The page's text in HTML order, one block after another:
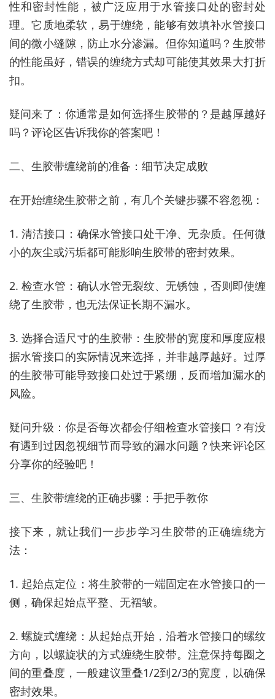
性和密封性能，被广泛应用于水管接口处的密封处
理。它质地柔软，易于缠绕，能够有效填补水管接口
间的微小缝隙，防止水分渗漏。但你知道吗？生胶带
的性能虽好，错误的缠绕方式却可能使其效果大打折
扣。
疑问来了：你通常是如何选择生胶带的？是越厚越好
吗？评论区告诉我你的答案吧！
二、生胶带缠绕前的准备：细节决定成败
在开始缠绕生胶带之前，有几个关键步骤不容忽视：
1. 清洁接口：确保水管接口处干净、无杂质。任何微
小的灰尘或污垢都可能影响生胶带的密封效果。
2. 检查水管：确认水管无裂纹、无锈蚀，否则即使缠
绕了生胶带，也无法保证长期不漏水。
3. 选择合适尺寸的生胶带：生胶带的宽度和厚度应根
据水管接口的实际情况来选择，并非越厚越好。过厚
的生胶带可能导致接口处过于紧绷，反而增加漏水的
风险。
疑问升级：你是否每次都会仔细检查水管接口？有没
有遇到过因忽视细节而导致的漏水问题？快来评论区
分享你的经验吧！
三、生胶带缠绕的正确步骤：手把手教你
接下来，就让我们一步步学习生胶带的正确缠绕方
法：
1. 起始点定位：将生胶带的一端固定在水管接口的一
侧，确保起始点平整、无褶皱。
2. 螺旋式缠绕：从起始点开始，沿着水管接口的螺纹
方向，以螺旋状的方式缠绕生胶带。注意保持每圈之
间的重叠度，一般建议重叠1/2到2/3的宽度，以确保
密封效果。